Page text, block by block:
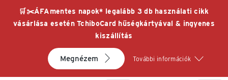
🛒✂️ÁFAmentes napok* legalább 3 db használati cikk
vásárlása esetén TchiboCard hűségkártyával & ingyenes
kiszállítás
Megnézem További információk